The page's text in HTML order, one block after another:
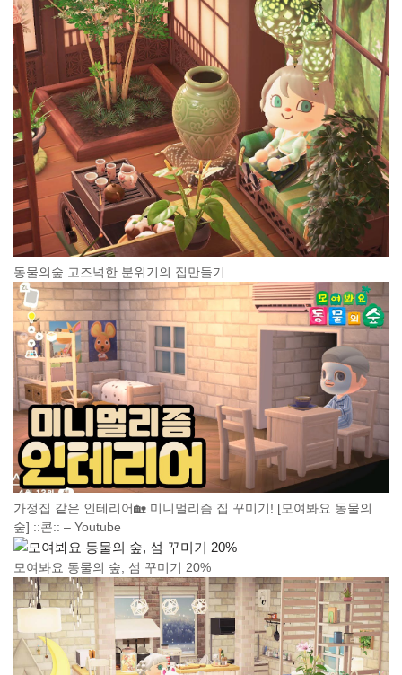
동물의숲 고즈넉한 분위기의 집만들기
가정집 같은 인테리어🏡 미니멀리즘 집 꾸미기! [모여봐요 동물의
숲] ::콘:: – Youtube
모여봐요 동물의 숲, 섬 꾸미기 20%